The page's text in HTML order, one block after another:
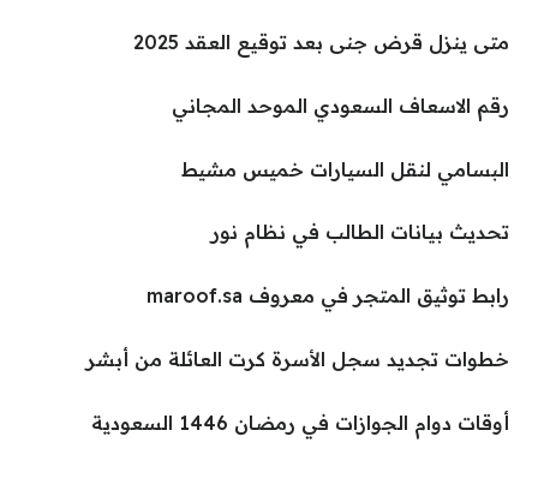
متى ينزل قرض جنى بعد توقيع العقد 2025
رقم الاسعاف السعودي الموحد المجاني
البسامي لنقل السيارات خميس مشيط
تحديث بيانات الطالب في نظام نور
رابط توثيق المتجر في معروف maroof.sa
خطوات تجديد سجل الأسرة كرت العائلة من أبشر
أوقات دوام الجوازات في رمضان 1446 السعودية